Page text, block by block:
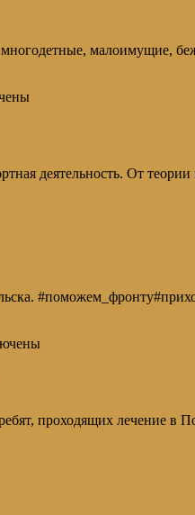
многодетные, малоимущие,
деятельность. От
проходящих лечение в